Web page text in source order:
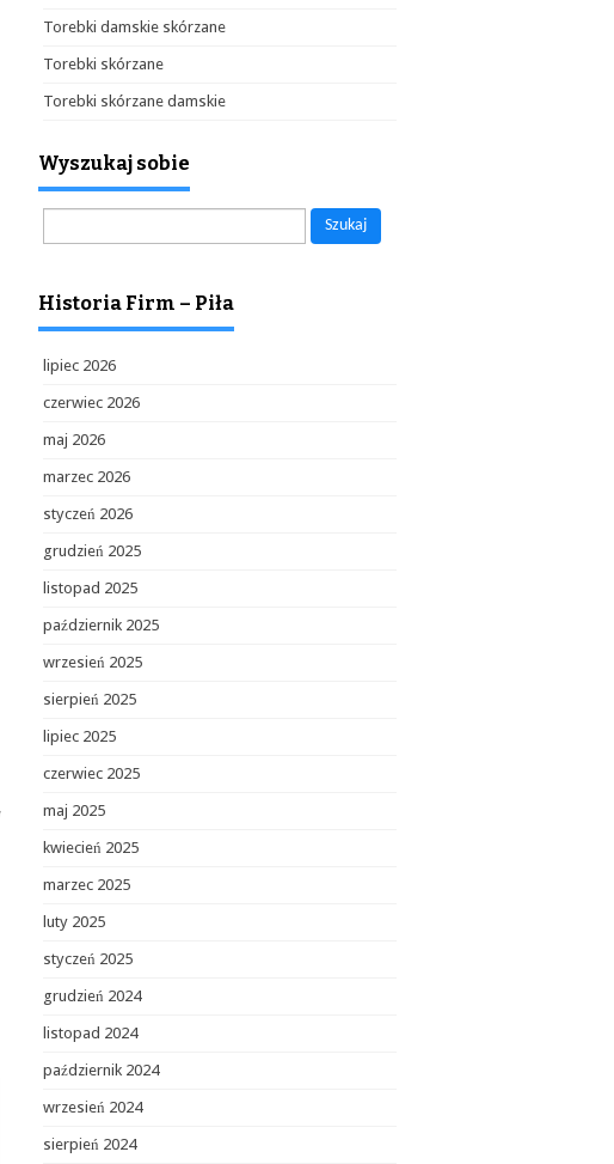
Torebki damskie skórzane
Torebki skórzane
Torebki skórzane damskie
Wyszukaj sobie
Historia Firm – Piła
lipiec 2026
czerwiec 2026
maj 2026
marzec 2026
styczeń 2026
grudzień 2025
listopad 2025
październik 2025
wrzesień 2025
sierpień 2025
lipiec 2025
czerwiec 2025
maj 2025
kwiecień 2025
marzec 2025
luty 2025
styczeń 2025
grudzień 2024
listopad 2024
październik 2024
wrzesień 2024
sierpień 2024